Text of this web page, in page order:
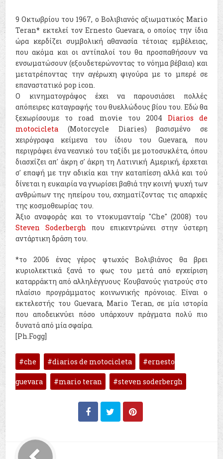
9 Οκτωβρίου του 1967, ο Βολιβιανός αξιωματικός Mario
Teran* εκτελεί τον Ernesto Guevara, ο οποίος την ίδια
ώρα κερδίζει συμβολική αθανασία τέτοιας εμβέλειας,
που ακόμα και οι αντίπαλοί του θα προσπαθήσουν να
ενσωματώσουν (εξουδετερώνοντας το νόημα βέβαια) και
μετατρέποντας την αγέρωχη φιγούρα με το μπερέ σε
επαναστατικό pop icon.
Ο κινηματογράφος έχει να παρουσιάσει πολλές
απόπειρες καταγραφής του θυελλώδους βίου του. Εδώ θα
ξεχωρίσουμε το road movie του 2004 Diarios de
motocicleta (Motorcycle Diaries) βασισμένο σε
χειρόγραφα κείμενα του ίδιου του Guevara, που
περιγράφει ένα νεανικό του ταξίδι με μοτοσυκλέτα, όπου
διασχίζει απ' άκρη σ' άκρη τη Λατινική Αμερική, έρχεται
σ' επαφή με την αδικία και την καταπίεση αλλά και τού
δίνεται η ευκαιρία να γνωρίσει βαθιά την κοινή ψυχή των
ανθρώπων της ηπείρου του, σχηματίζοντας τις απαρχές
της κοσμοθεωρίας του.
Άξιο αναφοράς και το ντοκυμανταίρ "Che" (2008) του
Steven Soderbergh που επικεντρώνει στην ύστερη
αντάρτικη δράση του.
*το 2006 ένας γέρος φτωχός Βολιβιάνος θα βρει
κυριολεκτικά ξανά το φως του μετά από εγχείριση
καταρράκτη από αλληλέγγυους Κουβανούς γιατρούς στο
πλαίσιο προγράμματος κοινωνικής πρόνοιας. Είναι ο
εκτελεστής του Guevara, Mario Teran, σε μία ιστορία
που αποδεικνύει πόσο υπάρχουν πράγματα πολύ πιο
δυνατά από μία σφαίρα.
[Ph.Fogg]
che diarios de motocicleta ernesto
guevara mario teran steven soderbergh